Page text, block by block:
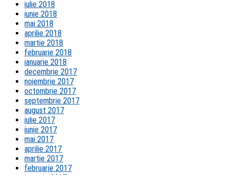
iulie 2018
iunie 2018
mai 2018
aprilie 2018
martie 2018
februarie 2018
ianuarie 2018
decembrie 2017
noiembrie 2017
octombrie 2017
septembrie 2017
august 2017
iulie 2017
iunie 2017
mai 2017
aprilie 2017
martie 2017
februarie 2017